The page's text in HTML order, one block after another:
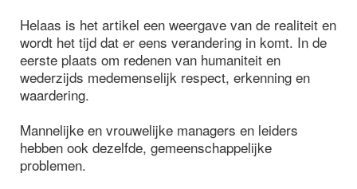
Helaas is het artikel een weergave van de realiteit en
wordt het tijd dat er eens verandering in komt. In de
eerste plaats om redenen van humaniteit en
wederzijds medemenselijk respect, erkenning en
waardering.
Mannelijke en vrouwelijke managers en leiders
hebben ook dezelfde, gemeenschappelijke
problemen.